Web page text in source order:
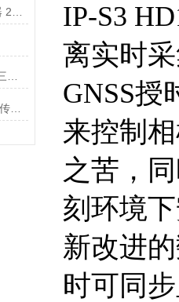
大疆M300 RTK无人机可15公里图传六向避障
IP-S3
离实时
GNSS授
来控制
之苦，
刻环境
新改进
时可同